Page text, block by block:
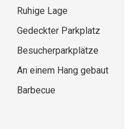
Ruhige Lage
Gedeckter Parkplatz
Besucherparkplätze
An einem Hang gebaut
Barbecue